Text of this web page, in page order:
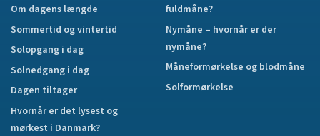
Om dagens længde
Sommertid og vintertid
Solopgang i dag
Solnedgang i dag
Dagen tiltager
Hvornår er det lysest og
mørkest i Danmark?
fuldmåne?
Nymåne – hvornår er der
nymåne?
Måneformørkelse og blodmåne
Solformørkelse